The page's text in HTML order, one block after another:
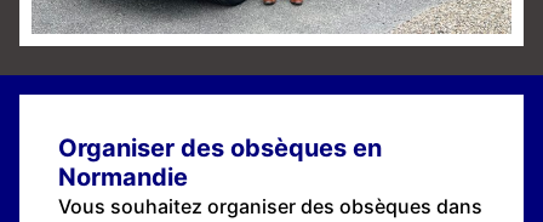
Organiser des obsèques en
Normandie
Vous souhaitez organiser des obsèques dans